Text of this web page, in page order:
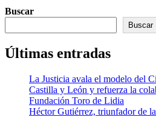
Buscar
Buscar
Últimas entradas
La Justicia avala el modelo del
Castilla y León y refuerza la
Fundación Toro de Lidia
Héctor Gutiérrez, triunfador de